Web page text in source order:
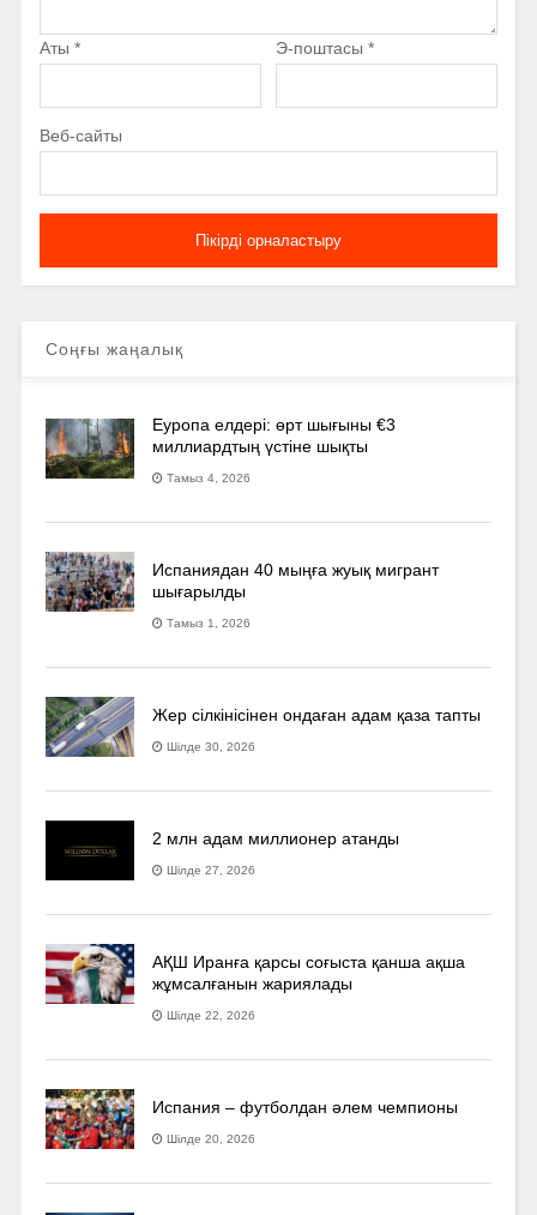
Аты * Э-поштасы *
Веб-сайты
Соңғы жаңалық
Еуропа елдері: өрт шығыны €3
миллиардтың үстіне шықты
Тамыз 4, 2026
Испаниядан 40 мыңға жуық мигрант
шығарылды
Тамыз 1, 2026
Жер сілкінісінен ондаған адам қаза тапты
Шілде 30, 2026
2 млн адам миллионер атанды
Шілде 27, 2026
АҚШ Иранға қарсы соғыста қанша ақша
жұмсалғанын жариялады
Шілде 22, 2026
Испания – футболдан әлем чемпионы
Шілде 20, 2026